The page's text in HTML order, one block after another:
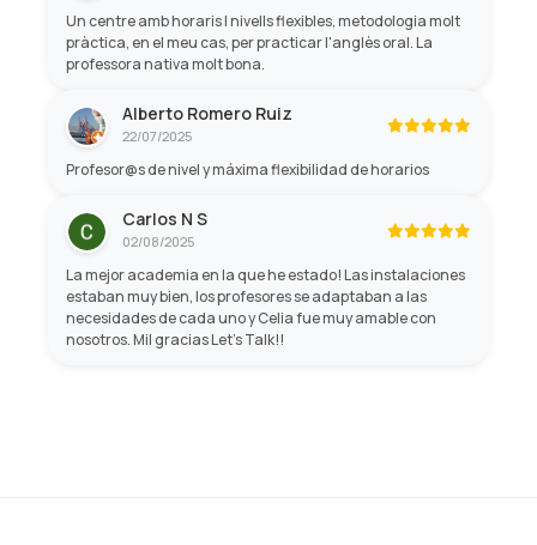
Un centre amb horaris I nivells flexibles, metodologia molt
pràctica, en el meu cas, per practicar l'anglès oral. La
professora nativa molt bona.
Alberto Romero Ruiz
22/07/2025
Profesor@s de nivel y máxima flexibilidad de horarios
Carlos N S
02/08/2025
La mejor academia en la que he estado! Las instalaciones
estaban muy bien, los profesores se adaptaban a las
necesidades de cada uno y Celia fue muy amable con
nosotros. Mil gracias Let's Talk!!